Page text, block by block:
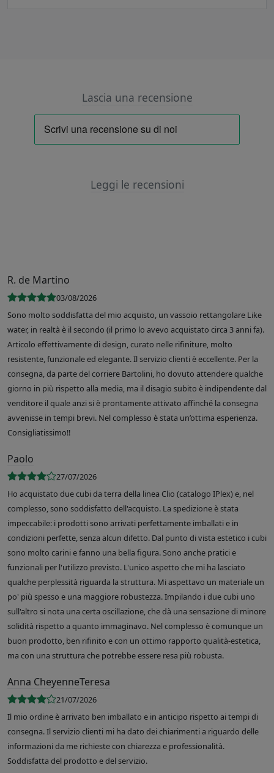
Lascia una recensione
Leggi le recensioni
R. de Martino
03/08/2026
Sono molto soddisfatta del mio acquisto, un vassoio rettangolare Like
water, in realtà è il secondo (il primo lo avevo acquistato circa 3 anni fa).
Articolo effettivamente di design, curato nelle rifiniture, molto
resistente, funzionale ed elegante. Il servizio clienti è eccellente. Per la
consegna, da parte del corriere Bartolini, ho dovuto attendere qualche
giorno in più rispetto alla media, ma il disagio subito è indipendente dal
venditore il quale anzi si è prontamente attivato affinché la consegna
avvenisse in tempi brevi. Nel complesso è stata un’ottima esperienza.
Consigliatissimo!!
Paolo
27/07/2026
Ho acquistato due cubi da terra della linea Clio (catalogo IPlex) e, nel
complesso, sono soddisfatto dell'acquisto. La spedizione è stata
impeccabile: i prodotti sono arrivati perfettamente imballati e in
condizioni perfette, senza alcun difetto. Dal punto di vista estetico i cubi
sono molto carini e fanno una bella figura. Sono anche pratici e
funzionali per l'utilizzo previsto. L'unico aspetto che mi ha lasciato
qualche perplessità riguarda la struttura. Mi aspettavo un materiale un
po' più spesso e una maggiore robustezza. Impilando i due cubi uno
sull'altro si nota una certa oscillazione, che dà una sensazione di minore
solidità rispetto a quanto immaginavo. Nel complesso è comunque un
buon prodotto, ben rifinito e con un ottimo rapporto qualità-estetica,
ma con una struttura che potrebbe essere resa più robusta.
Anna CheyenneTeresa
21/07/2026
Il mio ordine è arrivato ben imballato e in anticipo rispetto ai tempi di
consegna. Il servizio clienti mi ha dato dei chiarimenti a riguardo delle
informazioni da me richieste con chiarezza e professionalità.
Soddisfatta del prodotto e del servizio.